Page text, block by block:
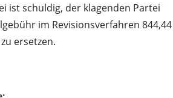
ist schuldig, der klagenden Partei
im Revisionsverfahren 844,44
ersetzen.